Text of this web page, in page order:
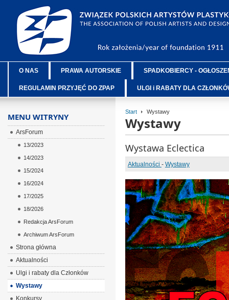
O NAS PRAWA AUTORSKIE SPADKOBIERCY -
REGULAMIN PRZYJĘĆ DO ZPAP ULGI i RABATY DLA
Start Wystawy
Wystawy
Wystawa Eclectica
Aktualności - Wystawy
MENU WITRYNY
ArsForum
13/2023
14/2023
15/2024
16/2024
17/2025
18/2026
Redakcja ArsForum
Archiwum ArsForum
Strona główna
Aktualności
Ulgi i rabaty dla Członków
Wystawy
Konkursy